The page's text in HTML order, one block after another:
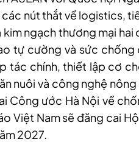
nút thắt về logistics,
ngạch thương mại hai
tự cường và sức
tác chính, thiết lập cơ
nuôi và công nghệ
Công ước Hà Nội về
Việt Nam sẽ đăng cai
2027.